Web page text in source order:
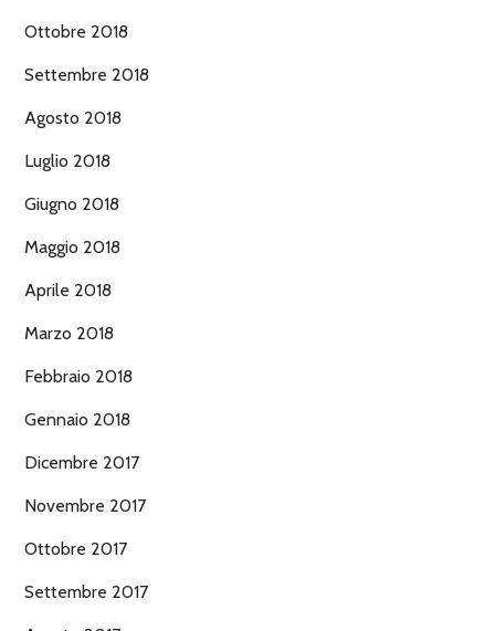
Ottobre 2018
Settembre 2018
Agosto 2018
Luglio 2018
Giugno 2018
Maggio 2018
Aprile 2018
Marzo 2018
Febbraio 2018
Gennaio 2018
Dicembre 2017
Novembre 2017
Ottobre 2017
Settembre 2017